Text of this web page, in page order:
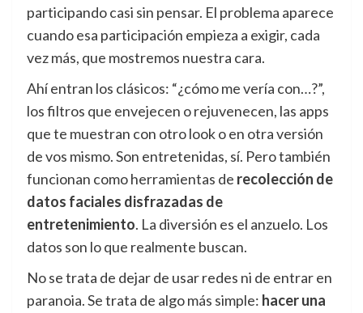
participando casi sin pensar. El problema aparece
cuando esa participación empieza a exigir, cada
vez más, que mostremos nuestra cara.
Ahí entran los clásicos: “¿cómo me vería con…?”,
los filtros que envejecen o rejuvenecen, las apps
que te muestran con otro look o en otra versión
de vos mismo. Son entretenidas, sí. Pero también
funcionan como herramientas de recolección de
datos faciales disfrazadas de
entretenimiento. La diversión es el anzuelo. Los
datos son lo que realmente buscan.
No se trata de dejar de usar redes ni de entrar en
paranoia. Se trata de algo más simple: hacer una